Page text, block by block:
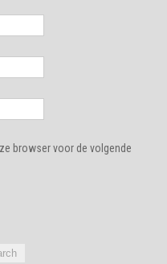
browser voor de volgende